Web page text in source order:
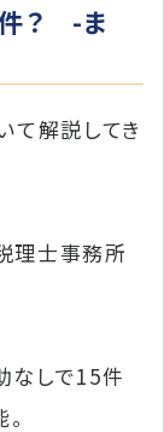
？ -ま
て解説してき
理士事務所
なしで15件